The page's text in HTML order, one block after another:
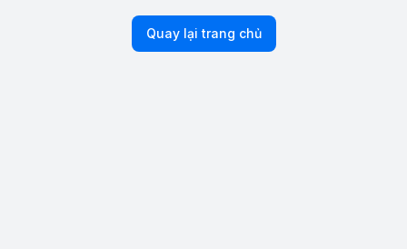
Quay lại trang chủ